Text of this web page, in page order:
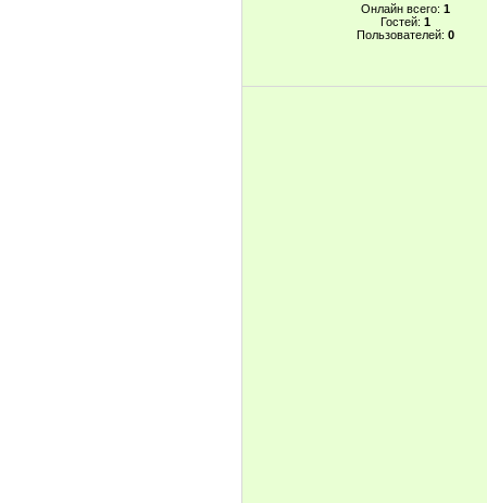
Онлайн всего: 1
Гостей: 1
Пользователей: 0